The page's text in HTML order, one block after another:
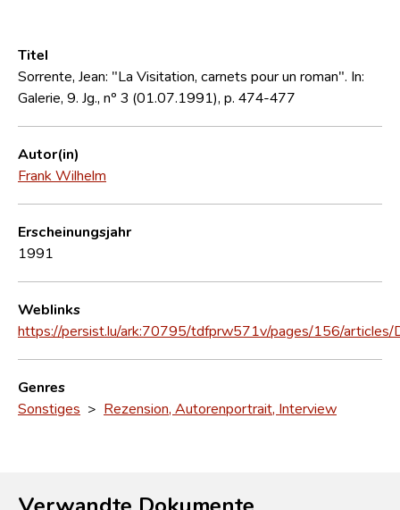
Forschungsgruppe
Titel
Sorrente, Jean: "La Visitation, carnets pour un roman". In:
Galerie, 9. Jg., nº 3 (01.07.1991), p. 474-477
Autor(in)
Frank Wilhelm
Erscheinungsjahr
1991
Weblinks
https://persist.lu/ark:70795/tdfprw571v/pages/156/articles/
Genres
Sonstiges > Rezension, Autorenportrait, Interview